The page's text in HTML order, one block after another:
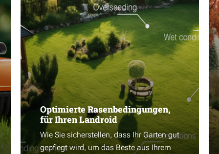
Optimierte Rasenbedingungen,
für Ihren Landroid
Wie Sie sicherstellen, dass Ihr Garten gut
gepflegt wird, um das Beste aus Ihrem